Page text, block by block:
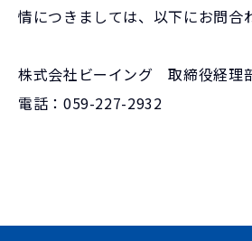
情につきましては、以下にお問合
株式会社ビーイング 取締役経
電話：059-227-2932